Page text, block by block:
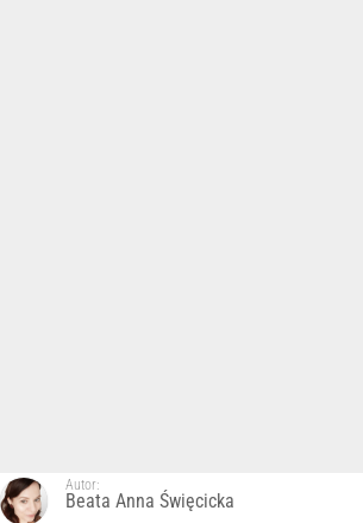
Autor:
Beata Anna Święcicka